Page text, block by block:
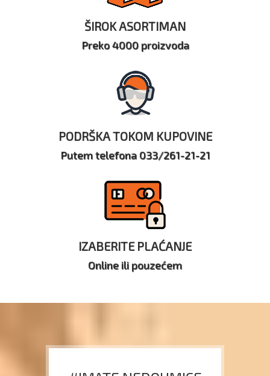
ŠIROK ASORTIMAN
Preko 4000 proizvoda
PODRŠKA TOKOM KUPOVINE
Putem telefona 033/261-21-21
IZABERITE PLAĆANJE
Online ili pouzećem